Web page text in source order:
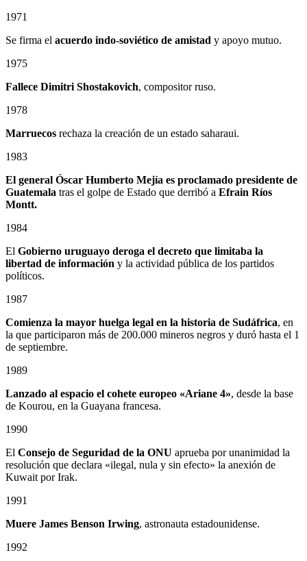
1971
Se firma el acuerdo indo-soviético de amistad y apoyo mutuo.
1975
Fallece Dimitri Shostakovich, compositor ruso.
1978
Marruecos rechaza la creación de un estado saharaui.
1983
El general Óscar Humberto Mejía es proclamado presidente de
Guatemala tras el golpe de Estado que derribó a Efrain Ríos
Montt.
1984
El Gobierno uruguayo deroga el decreto que limitaba la
libertad de información y la actividad pública de los partidos
políticos.
1987
Comienza la mayor huelga legal en la historia de Sudáfrica, en
la que participaron más de 200.000 mineros negros y duró hasta el 1
de septiembre.
1989
Lanzado al espacio el cohete europeo «Ariane 4», desde la base
de Kourou, en la Guayana francesa.
1990
El Consejo de Seguridad de la ONU aprueba por unanimidad la
resolución que declara «ilegal, nula y sin efecto» la anexión de
Kuwait por Irak.
1991
Muere James Benson Irwing, astronauta estadounidense.
1992